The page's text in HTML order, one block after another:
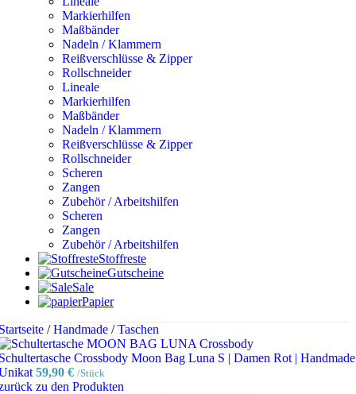
Markierhilfen
Maßbänder
Nadeln / Klammern
Reißverschlüsse & Zipper
Rollschneider
Lineale
Markierhilfen
Maßbänder
Nadeln / Klammern
Reißverschlüsse & Zipper
Rollschneider
Scheren
Zangen
Zubehör / Arbeitshilfen
Scheren
Zangen
Zubehör / Arbeitshilfen
Stoffreste
Gutscheine
Sale
Papier
/ Handmade / Taschen
Crossbody Moon Bag Luna S | Damen Rot | Handmade
59,90 € /Stück
zu den Produkten